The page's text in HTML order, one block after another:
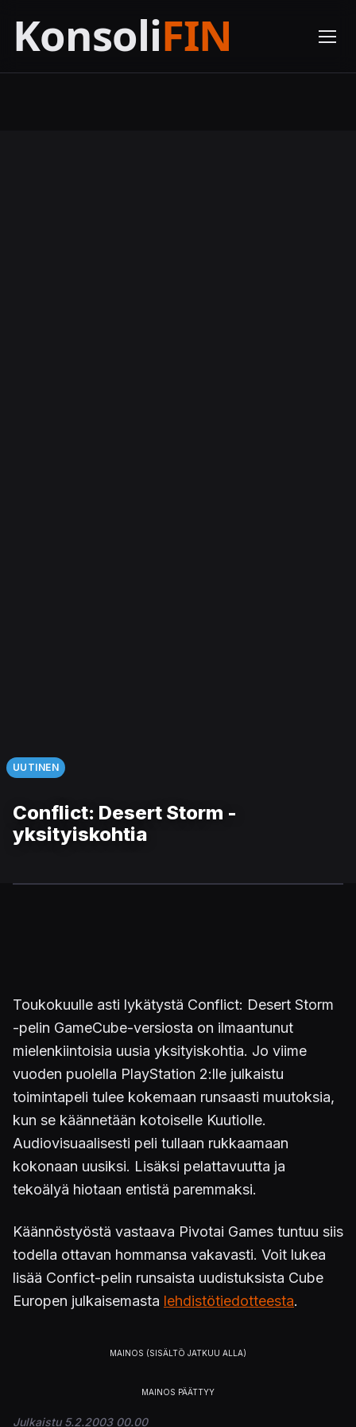
UUTINEN
Conflict: Desert Storm -
yksityiskohtia
Toukokuulle asti lykätystä Conflict: Desert Storm
-pelin GameCube-versiosta on ilmaantunut
mielenkiintoisia uusia yksityiskohtia. Jo viime
vuoden puolella PlayStation 2:lle julkaistu
toimintapeli tulee kokemaan runsaasti muutoksia,
kun se käännetään kotoiselle Kuutiolle.
Audiovisuaalisesti peli tullaan rukkaamaan
kokonaan uusiksi. Lisäksi pelattavuutta ja
tekoälyä hiotaan entistä paremmaksi.
Käännöstyöstä vastaava Pivotai Games tuntuu siis
todella ottavan hommansa vakavasti. Voit lukea
lisää Confict-pelin runsaista uudistuksista Cube
Europen julkaisemasta lehdistötiedotteesta.
Julkaistu 5.2.2003 00.00